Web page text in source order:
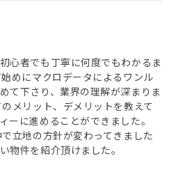
心者でも丁寧に何度でもわかるま
めにマクロデータによるワンル
て下さり、業界の理解が深まりま
メリット、デメリットを教えて
ーに進めることができました。
立地の方針が変わってきました
物件を紹介頂けました。